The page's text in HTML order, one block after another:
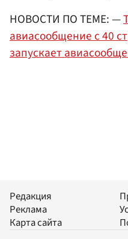
НОВОСТИ ПО ТЕМЕ: —
авиасообщение с 40
запускает
Редакция
Реклама
Карта сайта